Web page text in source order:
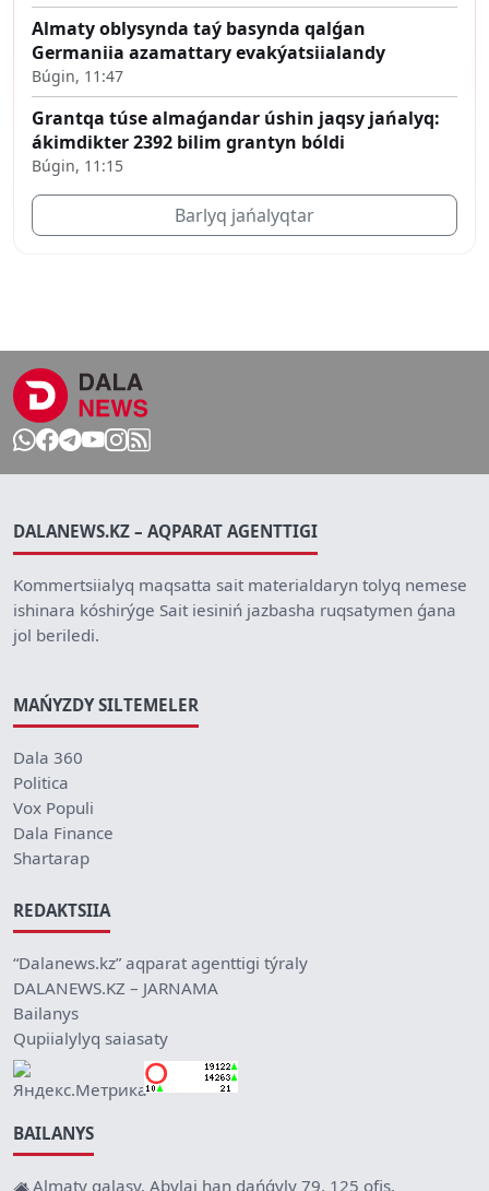
Almaty oblysynda taý basynda qalǵan
Germaniia azamattary evakýatsiialandy
Búgin, 11:47
Grantqa túse almaǵandar úshin jaqsy jańalyq:
ákimdikter 2392 bilim grantyn bóldi
Búgin, 11:15
Barlyq jańalyqtar
DALANEWS.KZ – AQPARAT AGENTTIGI
Kommertsiialyq maqsatta sait materialdaryn tolyq nemese
ishinara kóshirýge Sait iesiniń jazbasha ruqsatymen ǵana
jol beriledi.
MAŃYZDY SILTEMELER
Dala 360
Politica
Vox Populi
Dala Finance
Shartarap
REDAKTSIIA
“Dalanews.kz” aqparat agenttigi týraly
DALANEWS.KZ – JARNAMA
Bailanys
Qupiialylyq saiasaty
BAILANYS
Almaty qalasy, Abylai han dańǵyly 79, 125 ofis.